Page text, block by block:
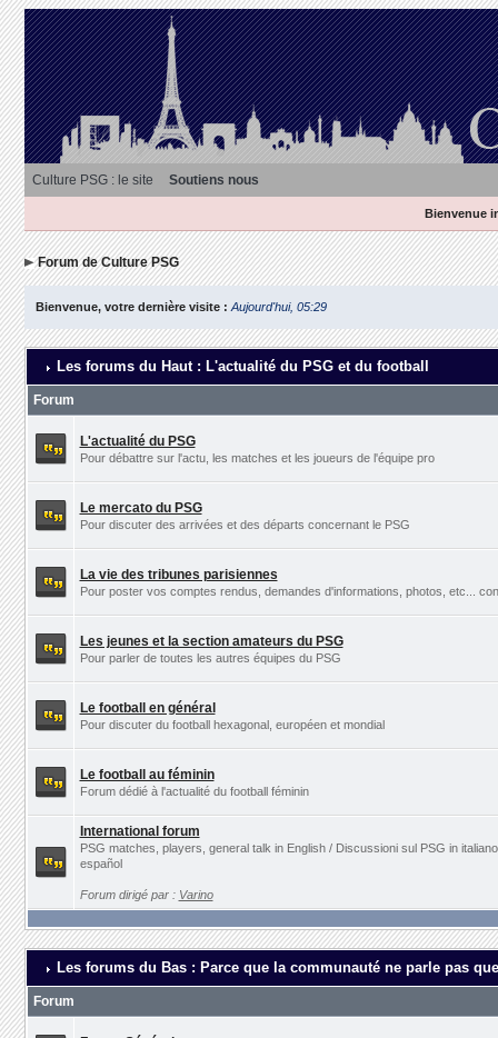
Culture PSG : le site Soutiens nous
Bienvenue
Forum de Culture PSG
Bienvenue, votre dernière visite : Aujourd'hui, 05:29
Les forums du Haut : L'actualité du PSG et du football
Forum
L'actualité du PSG
Pour débattre sur l'actu, les matches et les joueurs de l'équipe pro
Le mercato du PSG
Pour discuter des arrivées et des départs concernant le PSG
La vie des tribunes parisiennes
Pour poster vos comptes rendus, demandes d'informations, photos, etc...
Les jeunes et la section amateurs du PSG
Pour parler de toutes les autres équipes du PSG
Le football en général
Pour discuter du football hexagonal, européen et mondial
Le football au féminin
Forum dédié à l'actualité du football féminin
International forum
PSG matches, players, general talk in English / Discussioni sul PSG in
español
Forum dirigé par : Varino
Les forums du Bas : Parce que la communauté ne parle pas
Forum